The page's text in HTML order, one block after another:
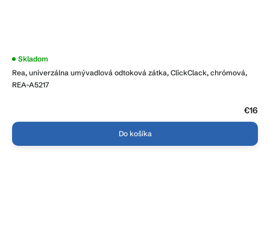
Rea, univerzálna umývadlová odtoková zátka, ClickClack, chrómová,
REA-A5217
Priemerné
produktu
je
Skladom
€16
Do košíka